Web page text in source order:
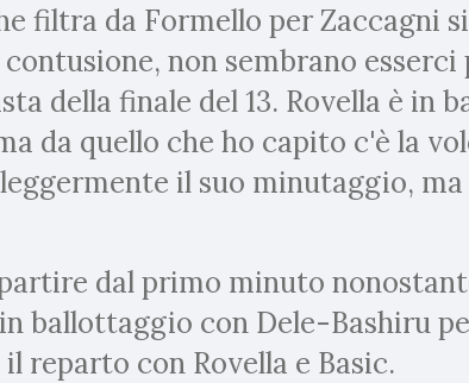
filtra da Formello per Zaccagni
non sembrano
della finale del 13. Rovella è in
da quello che ho capito c'è la
il suo minutaggio,
dal primo minuto
ballottaggio con Dele-Bashiru
reparto con Rovella e Basic.